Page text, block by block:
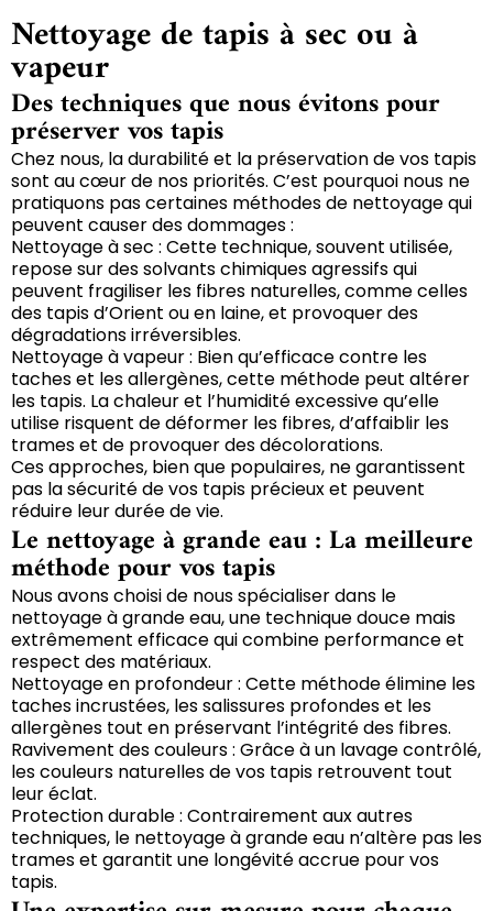
Nettoyage de tapis à sec ou à
vapeur
Des techniques que nous évitons pour
préserver vos tapis
Chez nous, la durabilité et la préservation de vos tapis
sont au cœur de nos priorités. C’est pourquoi nous ne
pratiquons pas certaines méthodes de nettoyage qui
peuvent causer des dommages :
Nettoyage à sec : Cette technique, souvent utilisée,
repose sur des solvants chimiques agressifs qui
peuvent fragiliser les fibres naturelles, comme celles
des tapis d’Orient ou en laine, et provoquer des
dégradations irréversibles.
Nettoyage à vapeur : Bien qu’efficace contre les
taches et les allergènes, cette méthode peut altérer
les tapis. La chaleur et l’humidité excessive qu’elle
utilise risquent de déformer les fibres, d’affaiblir les
trames et de provoquer des décolorations.
Ces approches, bien que populaires, ne garantissent
pas la sécurité de vos tapis précieux et peuvent
réduire leur durée de vie.
Le nettoyage à grande eau : La meilleure
méthode pour vos tapis
Nous avons choisi de nous spécialiser dans le
nettoyage à grande eau, une technique douce mais
extrêmement efficace qui combine performance et
respect des matériaux.
Nettoyage en profondeur : Cette méthode élimine les
taches incrustées, les salissures profondes et les
allergènes tout en préservant l’intégrité des fibres.
Ravivement des couleurs : Grâce à un lavage contrôlé,
les couleurs naturelles de vos tapis retrouvent tout
leur éclat.
Protection durable : Contrairement aux autres
techniques, le nettoyage à grande eau n’altère pas les
trames et garantit une longévité accrue pour vos
tapis.